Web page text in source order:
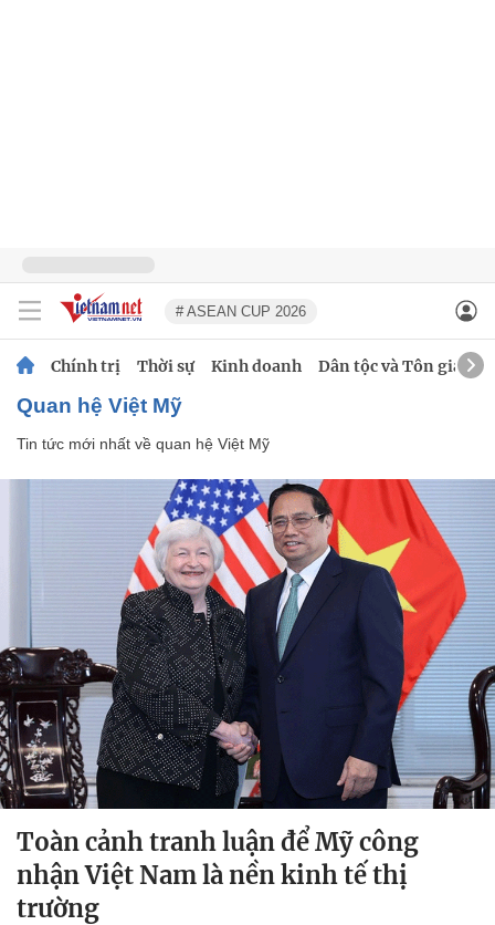
# ASEAN CUP 2026
Chính trị Thời sự Kinh doanh Dân tộc và Tôn giáo
quan hệ Việt Mỹ
Tin tức mới nhất về quan hệ Việt Mỹ
Toàn cảnh tranh luận để Mỹ công
nhận Việt Nam là nền kinh tế thị
trường